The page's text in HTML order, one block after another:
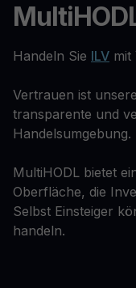
Handeln Sie ILV mit
Vertrauen ist
transparente und
Handelsumgebung.
MultiHODL bietet
Oberfläche, die
Selbst Einsteiger
handeln.